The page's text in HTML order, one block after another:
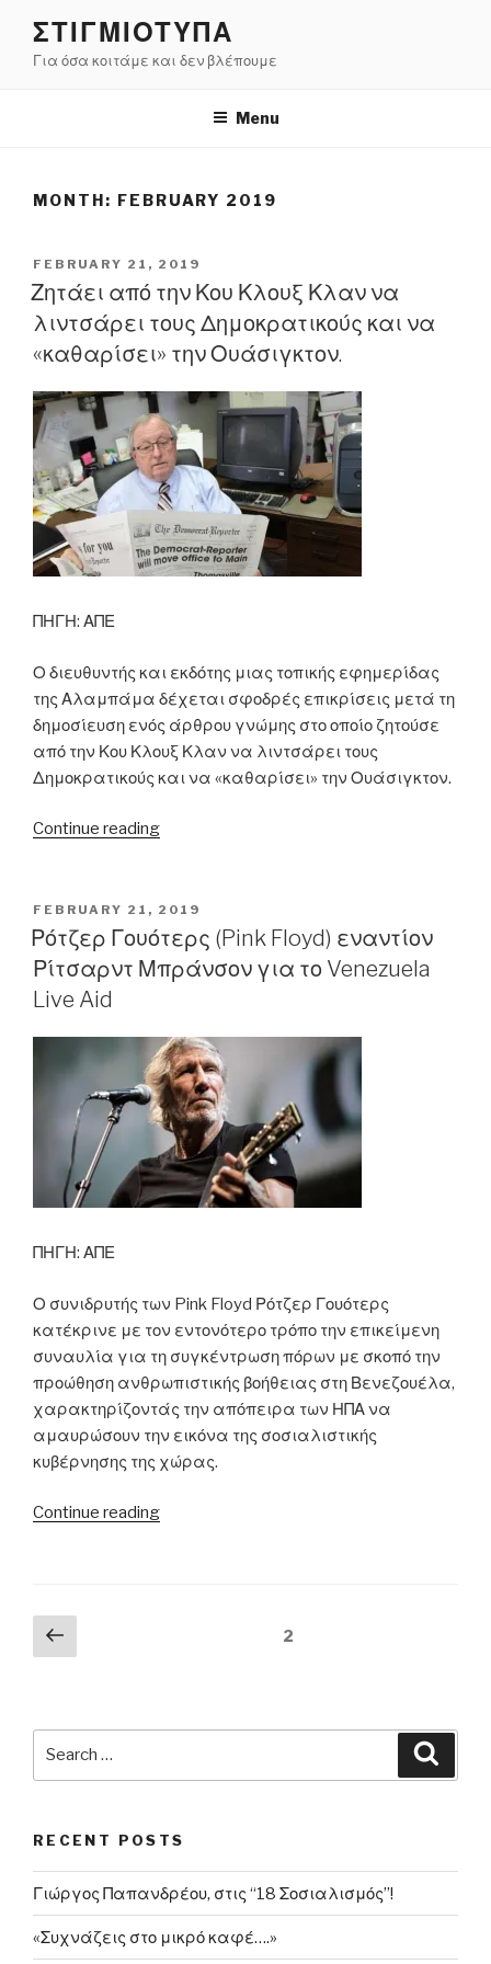
content
ΣΤΙΓΜΙΟΤΥΠΑ
Για όσα κοιτάμε και δεν βλέπουμε
Menu
MONTH: FEBRUARY 2019
POSTED
ON
FEBRUARY 21, 2019
Ζητάει από την Κου Κλουξ Κλαν να
λιντσάρει τους Δημοκρατικούς και να
«καθαρίσει» την Ουάσιγκτον.
ΠΗΓΗ: ΑΠΕ
Ο διευθυντής και εκδότης μιας τοπικής εφημερίδας
της Αλαμπάμα δέχεται σφοδρές επικρίσεις μετά τη
δημοσίευση ενός άρθρου γνώμης στο οποίο ζητούσε
από την Κου Κλουξ Κλαν να λιντσάρει τους
Δημοκρατικούς και να «καθαρίσει» την Ουάσιγκτον.
Continue reading“Ζητάει
Κου
Κλουξ
Κλαν
να
τους
Δημοκρατικούς
και
να
«καθαρίσει»
την
Ουάσιγκτον.”
POSTED
ON
FEBRUARY 21, 2019
Ρότζερ Γουότερς (Pink Floyd) εναντίον
Ρίτσαρντ Μπράνσον για το Venezuela
Live Aid
ΠΗΓΗ: ΑΠΕ
Ο συνιδρυτής των Pink Floyd Ρότζερ Γουότερς
κατέκρινε με τον εντονότερο τρόπο την επικείμενη
συναυλία για τη συγκέντρωση πόρων με σκοπό την
προώθηση ανθρωπιστικής βοήθειας στη Βενεζουέλα,
χαρακτηρίζοντάς την απόπειρα των ΗΠΑ να
αμαυρώσουν την εικόνα της σοσιαλιστικής
κυβέρνησης της χώρας.
Continue reading“Ρότζερ
Posts
navigation
Previous
page
2
RECENT POSTS
Γιώργος Παπανδρέου, στις “18 Σοσιαλισμός”!
«Συχνάζεις στο μικρό καφέ….»